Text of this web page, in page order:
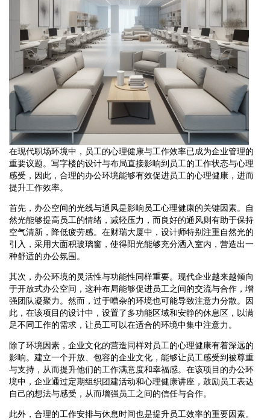
在现代职场环境中，员工的心理健康与工作效率已成为企业管理的
重要议题。写字楼的设计与布局直接影响到员工的工作状态与心理
感受，因此，合理的办公环境能够有效促进员工的心理健康，进而
提升工作效率。
首先，办公空间的光线与通风是影响员工心理健康的关键因素。自
然光能够提高员工的情绪，减轻压力，而良好的通风则有助于保持
空气清新，降低疲劳感。在财瑞大厦中，设计师特别注重自然光的
引入，采用大面积玻璃窗，使得阳光能够充分洒入室内，营造出一
种舒适的办公氛围。
其次，办公环境的灵活性与功能性同样重要。现代企业越来越倾向
于开放式办公空间，这种布局能够促进员工之间的交流与合作，增
强团队凝聚力。然而，过于嘈杂的环境也可能导致注意力分散。因
此，在该项目的设计中，设置了多功能区域和安静的休息区，以满
足不同工作的需求，让员工可以在适合的环境中集中注意力。
除了环境因素，企业文化的营造同样对员工的心理健康有着深远的
影响。建立一个开放、包容的企业文化，能够让员工感受到被尊重
与支持，从而提升他们的工作满意度和幸福感。在该项目的办公环
境中，企业通过定期组织团建活动和心理健康讲座，鼓励员工表达
自己的想法与感受，从而增强员工之间的信任与合作。
此外，合理的工作安排与休息时间也是提升员工效率的重要因素。